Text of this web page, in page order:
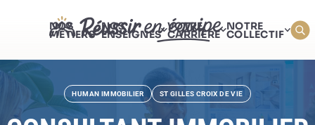
NOS
MÉTIERS
NOS
ENSEIGNES
VOTRE
CARRIÈRE
NOTRE
COLLECTIF
HUMAN IMMOBILIER ST GILLES CROIX DE VIE